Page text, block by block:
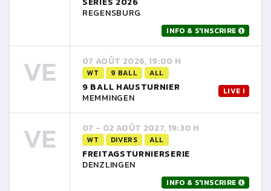
REGENSBURG
INFO & S'INSCRIRE
VE 07 AOÛT 2026, 19:00 H
WT 9 BALL ALL
9 BALL HAUSTURNIER
MEMMINGEN
LIVE !
VE 07 - 02 AOÛT 2027, 19:30 H
WT DIVERS ALL
FREITAGSTURNIERSERIE
DENZLINGEN
INFO & S'INSCRIRE